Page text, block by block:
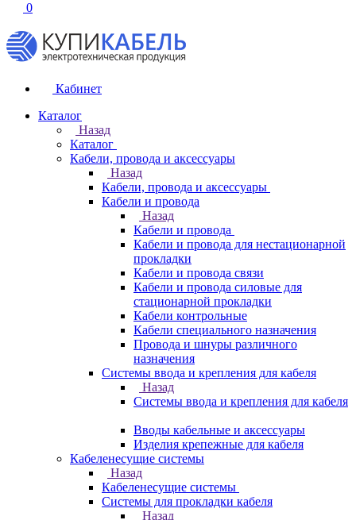
0
Кабинет
Каталог
Назад
Каталог
Кабели, провода и аксессуары
Назад
Кабели, провода и аксессуары
Кабели и провода
Назад
Кабели и провода
Кабели и провода для нестационарной
прокладки
Кабели и провода связи
Кабели и провода силовые для
стационарной прокладки
Кабели контрольные
Кабели специального назначения
Провода и шнуры различного
назначения
Системы ввода и крепления для кабеля
Назад
Системы ввода и крепления для кабеля
Вводы кабельные и аксессуары
Изделия крепежные для кабеля
Кабеленесущие системы
Назад
Кабеленесущие системы
Системы для прокладки кабеля
Назад